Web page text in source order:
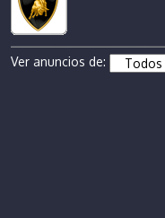
Ver anuncios de: